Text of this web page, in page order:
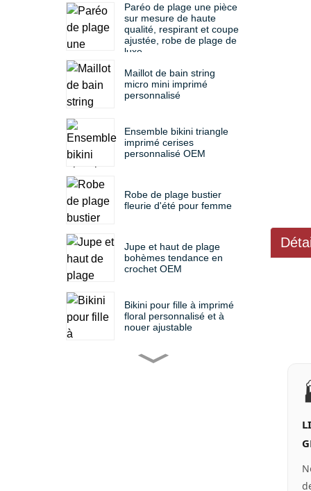
Paréo de plage une pièce
sur mesure de haute
qualité, respirant et coupe
ajustée, robe de plage de
luxe
Maillot de bain string
micro mini imprimé
personnalisé
Ensemble bikini triangle
imprimé cerises
personnalisé OEM
Robe de plage bustier
fleurie d'été pour femme
Jupe et haut de plage
bohèmes tendance en
crochet OEM
Bikini pour fille à imprimé
floral personnalisé et à
nouer ajustable
Ensemble bikini deux